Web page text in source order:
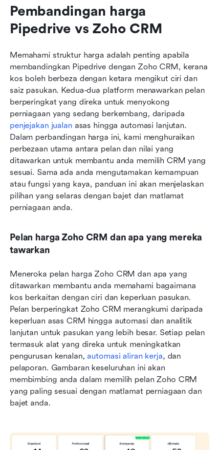
Pembandingan harga
Pipedrive vs Zoho CRM
Memahami struktur harga adalah penting apabila
membandingkan Pipedrive dengan Zoho CRM, kerana
kos boleh berbeza dengan ketara mengikut ciri dan
saiz pasukan. Kedua-dua platform menawarkan pelan
berperingkat yang direka untuk menyokong
penjejakan jualan asas hingga automasi lanjutan.
Dalam perbandingan harga ini, kami menghuraikan
perbezaan utama antara pelan dan nilai yang
ditawarkan untuk membantu anda memilih CRM yang
sesuai. Sama ada anda mengutamakan kemampuan
atau fungsi yang kaya, panduan ini akan menjelaskan
pilihan yang selaras dengan bajet dan matlamat
perniagaan anda.
Pelan harga Zoho CRM dan apa yang mereka
tawarkan
Meneroka pelan harga Zoho CRM dan apa yang
ditawarkan membantu anda memahami bagaimana
kos berkaitan dengan ciri dan keperluan pasukan.
Pelan berperingkat Zoho CRM merangkumi daripada
keperluan asas CRM hingga automasi dan analitik
lanjutan untuk pasukan yang lebih besar. Setiap pelan
termasuk alat yang direka untuk meningkatkan
pengurusan kenalan, automasi aliran kerja, dan
pelaporan. Gambaran keseluruhan ini akan
membimbing anda dalam memilih pelan Zoho CRM
yang paling sesuai dengan matlamat perniagaan dan
bajet anda.